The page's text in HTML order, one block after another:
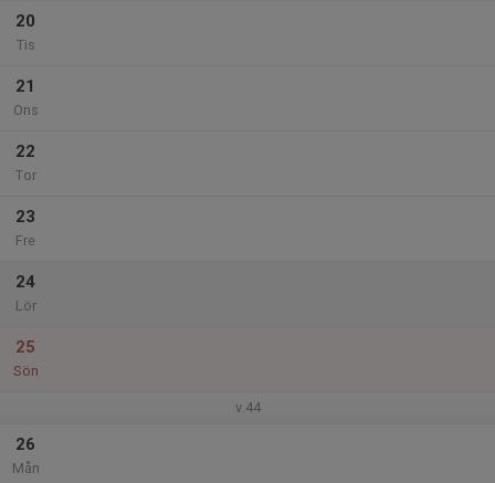
20
Tis
21
Ons
22
Tor
23
Fre
24
Lör
25
Sön
v.44
26
Mån